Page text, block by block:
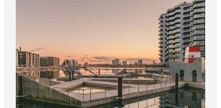
Planen